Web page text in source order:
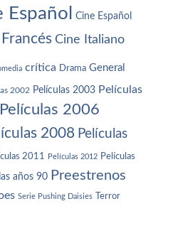
Español Cine Español
Cine Italiano
crítica Drama General
2002 Películas 2003 Películas
Películas 2006
2008 Películas
2011 Películas 2012 Películas
años 90 Preestrenos
Serie Pushing Daisies Terror